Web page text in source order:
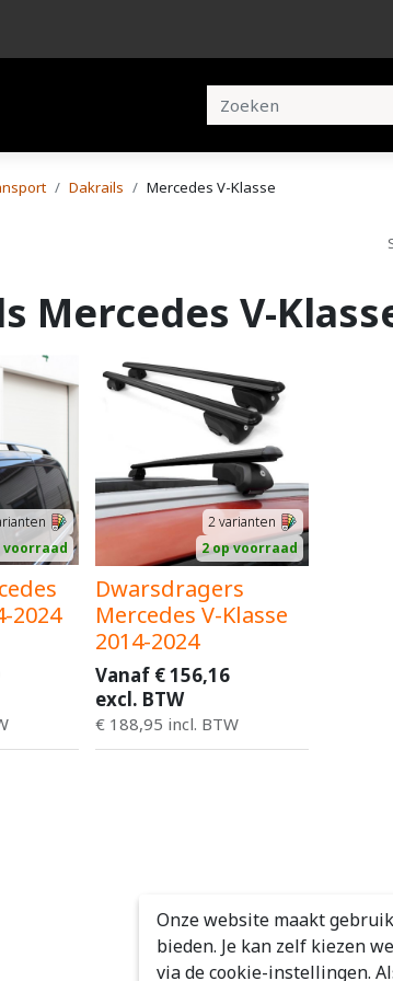
Dakrails Mercedes V-Klasse
Mercedes V-
voorraad
2024
2varianten
2 op voorraad
Dwarsdragers
Mercedes V-Klasse
2014-2024
Vanaf €156,16
excl. BTW
€ 188,95 incl. BTW
Onze website maakt
bieden. Je kan zelf kiezen
via de cookie-instellingen.